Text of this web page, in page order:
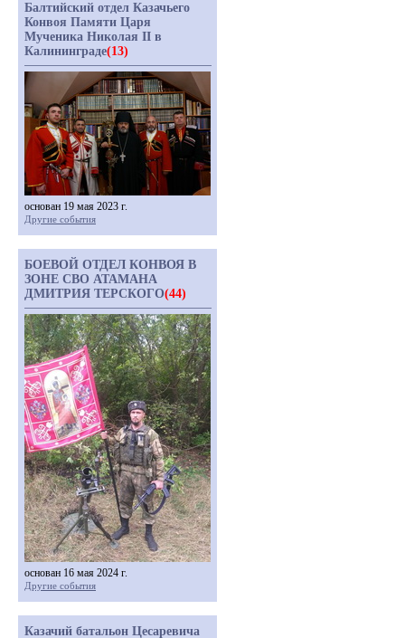
Балтийский отдел Казачьего
Конвоя Памяти Царя
Мученика Николая II в
Калининграде(13)
основан 19 мая 2023 г.
Другие события
БОЕВОЙ ОТДЕЛ КОНВОЯ В
ЗОНЕ СВО АТАМАНА
ДМИТРИЯ ТЕРСКОГО(44)
основан 16 мая 2024 г.
Другие события
Казачий батальон Цесаревича